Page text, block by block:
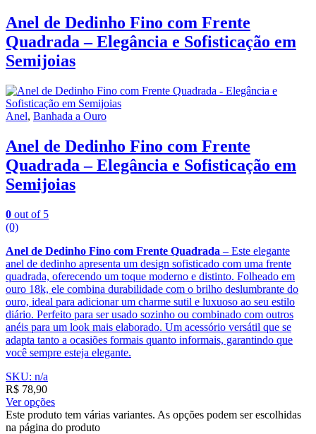
Anel de Dedinho Fino com Frente
Quadrada – Elegância e Sofisticação em
Semijoias
Anel, Banhada a Ouro
Anel de Dedinho Fino com Frente
Quadrada – Elegância e Sofisticação em
Semijoias
0 out of 5
(0)
Anel de Dedinho Fino com Frente Quadrada – Este elegante
anel de dedinho apresenta um design sofisticado com uma frente
quadrada, oferecendo um toque moderno e distinto. Folheado em
ouro 18k, ele combina durabilidade com o brilho deslumbrante do
ouro, ideal para adicionar um charme sutil e luxuoso ao seu estilo
diário. Perfeito para ser usado sozinho ou combinado com outros
anéis para um look mais elaborado. Um acessório versátil que se
adapta tanto a ocasiões formais quanto informais, garantindo que
você sempre esteja elegante.
SKU: n/a
R$ 78,90
Ver opções
Este produto tem várias variantes. As opções podem ser escolhidas
na página do produto